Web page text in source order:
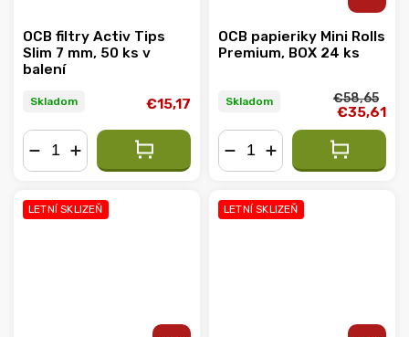
OCB filtry Activ Tips
Slim 7 mm, 50 ks v
balení
Skladom €15,17
OCB papieriky Mini Rolls
Premium, BOX 24 ks
Skladom €58,65
€35,61
LETNÍ SKLIZEŇ LETNÍ SKLIZEŇ